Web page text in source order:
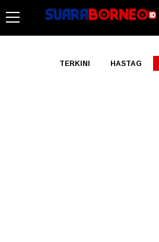
TERKINI HASTAG